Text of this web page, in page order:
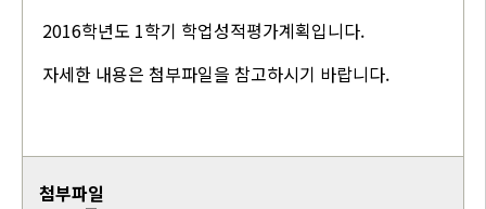
2016학년도 1학기 학업성적평가계획입니다.
자세한 내용은 첨부파일을 참고하시기 바랍니다.
첨부파일